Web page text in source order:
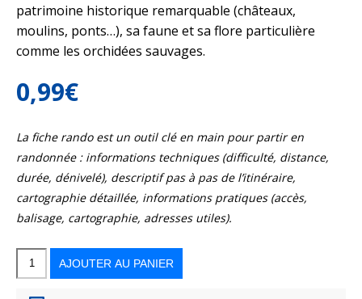
patrimoine historique remarquable (châteaux,
moulins, ponts…), sa faune et sa flore particulière
comme les orchidées sauvages.
0,99€
La fiche rando est un outil clé en main pour partir en
randonnée : informations techniques (difficulté, distance,
durée, dénivelé), descriptif pas à pas de l’itinéraire,
cartographie détaillée, informations pratiques (accès,
balisage, cartographie, adresses utiles).
quantité
le-
AJOUTER AU PANIER